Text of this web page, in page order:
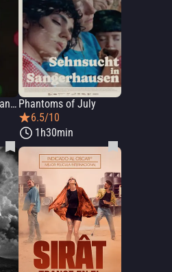
Padre Madre Hermana Hermano Phantoms of July
6.5/10
1h30min